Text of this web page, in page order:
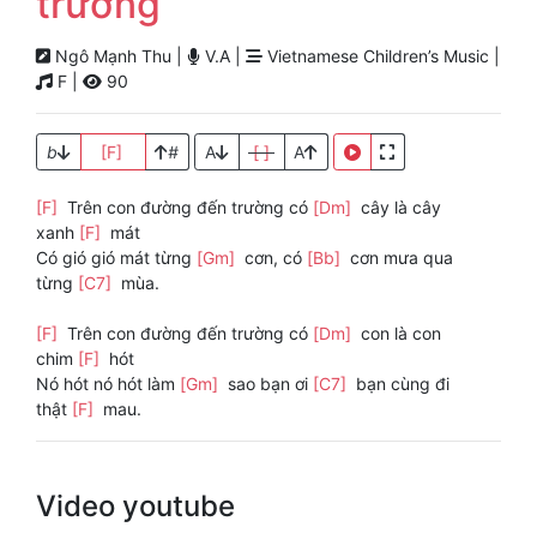
Ngô Mạnh Thu | V.A |
Vietnamese Children’s Music |
F |
90
b [F] # A [ ] A
[F] Trên con đường đến trường có [Dm] cây là cây
xanh [F] mát
Có gió gió mát từng [Gm] cơn, có [Bb] cơn mưa qua
từng [C7] mùa.
[F] Trên con đường đến trường có [Dm] con là con
chim [F] hót
Nó hót nó hót làm [Gm] sao bạn ơi [C7] bạn cùng đi
thật [F] mau.
Video youtube